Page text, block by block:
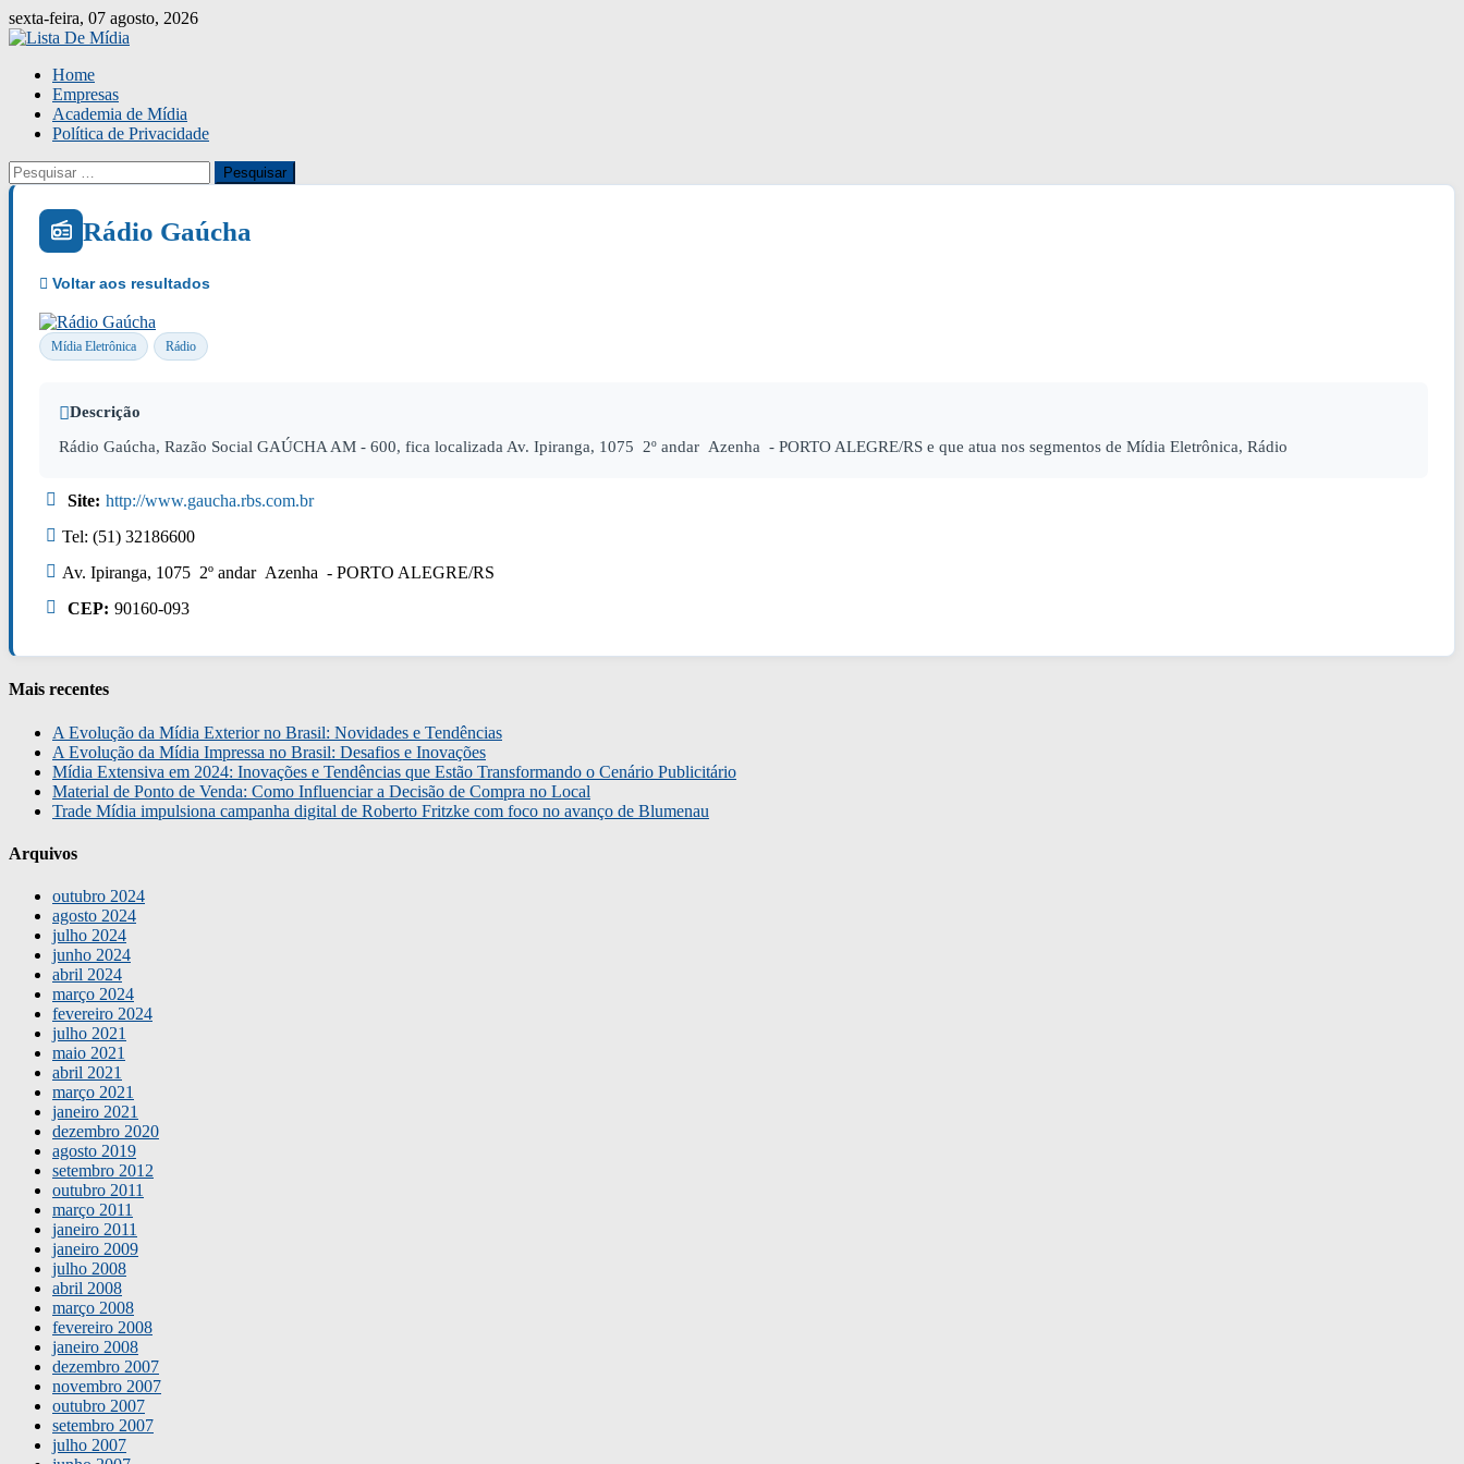
Skip
to
sexta-feira, 07 agosto, 2026
Home
Empresas
Academia de Mídia
Política de Privacidade
Pesquisar
por:
Rádio Gaúcha
Mídia Eletrônica Rádio
Descrição
Rádio Gaúcha, Razão Social GAÚCHA AM - 600, fica localizada Av. Ipiranga, 1075 2º andar Azenha - PORTO ALEGRE/RS e que atua nos segmentos de Mídia Eletrônica, Rádio
Site: http://www.gaucha.rbs.com.br
Tel: (51) 32186600
Av. Ipiranga, 1075 2º andar Azenha - PORTO ALEGRE/RS
CEP: 90160-093
Mais recentes
A Evolução da Mídia Exterior no Brasil: Novidades e Tendências
A Evolução da Mídia Impressa no Brasil: Desafios e Inovações
Mídia Extensiva em 2024: Inovações e Tendências que Estão Transformando o Cenário Publicitário
Material de Ponto de Venda: Como Influenciar a Decisão de Compra no Local
Trade Mídia impulsiona campanha digital de Roberto Fritzke com foco no avanço de Blumenau
Arquivos
outubro 2024
agosto 2024
julho 2024
junho 2024
abril 2024
março 2024
fevereiro 2024
julho 2021
maio 2021
abril 2021
março 2021
janeiro 2021
dezembro 2020
agosto 2019
setembro 2012
outubro 2011
março 2011
janeiro 2011
janeiro 2009
julho 2008
abril 2008
março 2008
fevereiro 2008
janeiro 2008
dezembro 2007
novembro 2007
outubro 2007
setembro 2007
julho 2007